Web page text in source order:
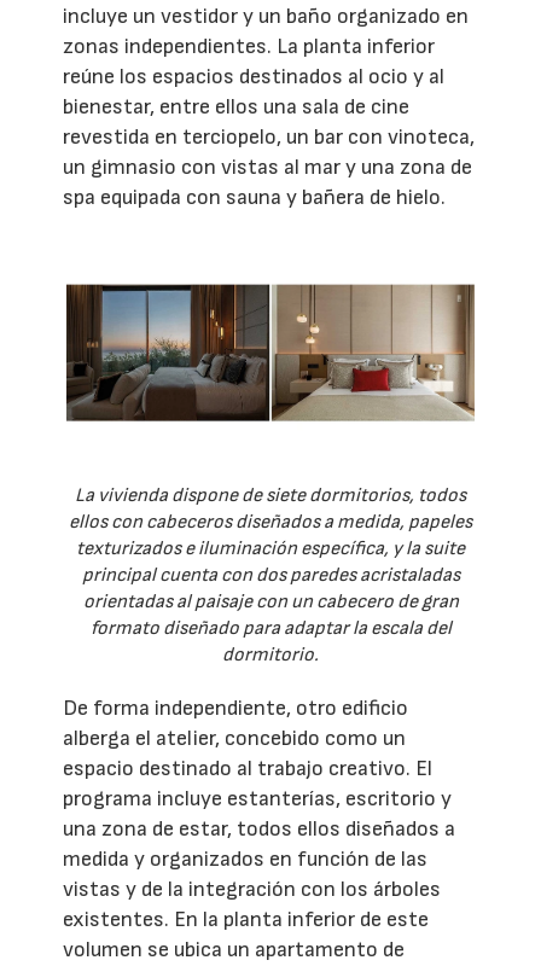
incluye un vestidor y un baño organizado en
zonas independientes. La planta inferior
reúne los espacios destinados al ocio y al
bienestar, entre ellos una sala de cine
revestida en terciopelo, un bar con vinoteca,
un gimnasio con vistas al mar y una zona de
spa equipada con sauna y bañera de hielo.
La vivienda dispone de siete dormitorios, todos
ellos con cabeceros diseñados a medida, papeles
texturizados e iluminación específica, y la suite
principal cuenta con dos paredes acristaladas
orientadas al paisaje con un cabecero de gran
formato diseñado para adaptar la escala del
dormitorio.
De forma independiente, otro edificio
alberga el atelier, concebido como un
espacio destinado al trabajo creativo. El
programa incluye estanterías, escritorio y
una zona de estar, todos ellos diseñados a
medida y organizados en función de las
vistas y de la integración con los árboles
existentes. En la planta inferior de este
volumen se ubica un apartamento de